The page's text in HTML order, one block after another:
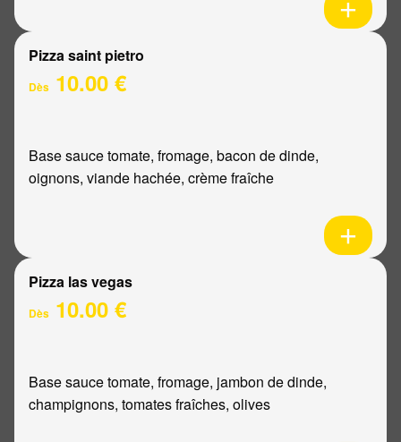
Pizza saint pietro
Dès 10.00 €
Base sauce tomate, fromage, bacon de dinde,
oignons, viande hachée, crème fraîche
Pizza las vegas
Dès 10.00 €
Base sauce tomate, fromage, jambon de dinde,
champignons, tomates fraîches, olives